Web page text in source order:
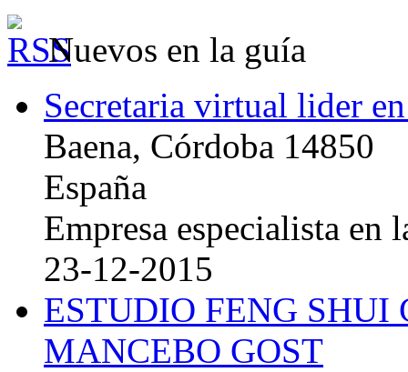
Nuevos en la guía
Secretaria virtual lider
Baena, Córdoba 14850
España
Empresa especialista en
23-12-2015
ESTUDIO FENG
MANCEBO GOST